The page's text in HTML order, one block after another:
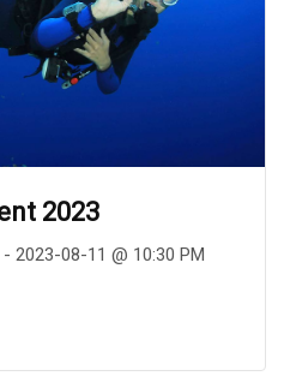
2023
2023-08-11 @ 10:30 PM